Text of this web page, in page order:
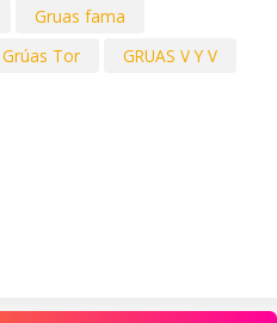
Gruas fama
Grúas Tor
GRUAS V Y V